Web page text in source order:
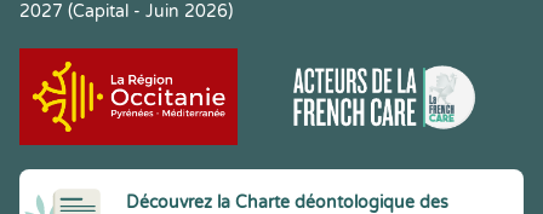
2027 (Capital - Juin 2026)
Découvrez la Charte déontologique des